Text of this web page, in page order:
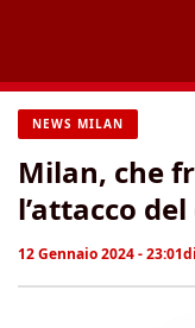
contenuto
NEWS MILAN
Milan, che
l’attacco
12 Gennaio 2024 - 23:01di